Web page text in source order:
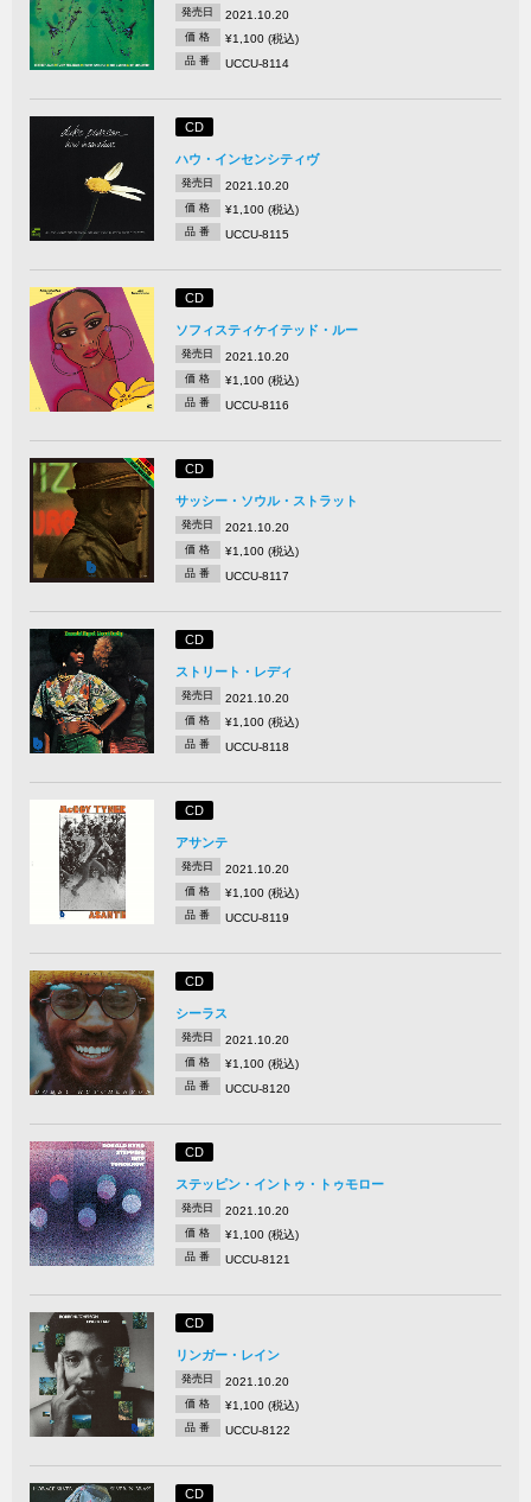
発売日 2021.10.20
価 格 ¥1,100 (税込)
品 番 UCCU-8114
CD
ハウ・インセンシティヴ
発売日 2021.10.20
価 格 ¥1,100 (税込)
品 番 UCCU-8115
CD
ソフィスティケイテッド・ルー
発売日 2021.10.20
価 格 ¥1,100 (税込)
品 番 UCCU-8116
CD
サッシー・ソウル・ストラット
発売日 2021.10.20
価 格 ¥1,100 (税込)
品 番 UCCU-8117
CD
ストリート・レディ
発売日 2021.10.20
価 格 ¥1,100 (税込)
品 番 UCCU-8118
CD
アサンテ
発売日 2021.10.20
価 格 ¥1,100 (税込)
品 番 UCCU-8119
CD
シーラス
発売日 2021.10.20
価 格 ¥1,100 (税込)
品 番 UCCU-8120
CD
ステッピン・イントゥ・トゥモロー
発売日 2021.10.20
価 格 ¥1,100 (税込)
品 番 UCCU-8121
CD
リンガー・レイン
発売日 2021.10.20
価 格 ¥1,100 (税込)
品 番 UCCU-8122
CD